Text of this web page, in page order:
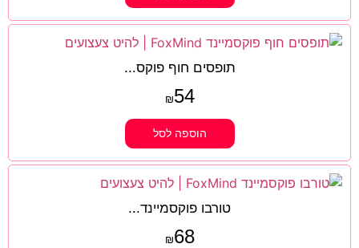
תופסים חוף פוקס...
₪54
הוספה לסל
טורבו פוקסמיינד...
₪68